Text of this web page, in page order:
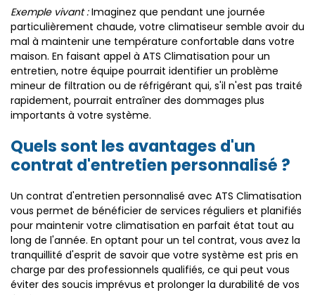
Exemple vivant :Imaginez que pendant une journée
particulièrement chaude, votre climatiseur semble avoir du
mal à maintenir une température confortable dans votre
maison. En faisant appel à ATS Climatisation pour un
entretien, notre équipe pourrait identifier un problème
mineur de filtration ou de réfrigérant qui, s'il n'est pas traité
rapidement, pourrait entraîner des dommages plus
importants à votre système.
Quels sont les avantages d'un
contrat d'entretien personnalisé ?
Un contrat d'entretien personnalisé avec ATS Climatisation
vous permet de bénéficier de services réguliers et planifiés
pour maintenir votre climatisation en parfait état tout au
long de l'année. En optant pour un tel contrat, vous avez la
tranquillité d'esprit de savoir que votre système est pris en
charge par des professionnels qualifiés, ce qui peut vous
éviter des soucis imprévus et prolonger la durabilité de vos